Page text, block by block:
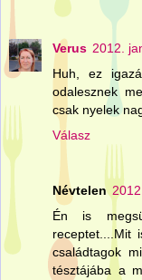
Verus 2012.
Huh, ez
odalesznek
csak nyelek
Válasz
Névtelen
Én is
receptet....Mit
családtagok
tésztájába a